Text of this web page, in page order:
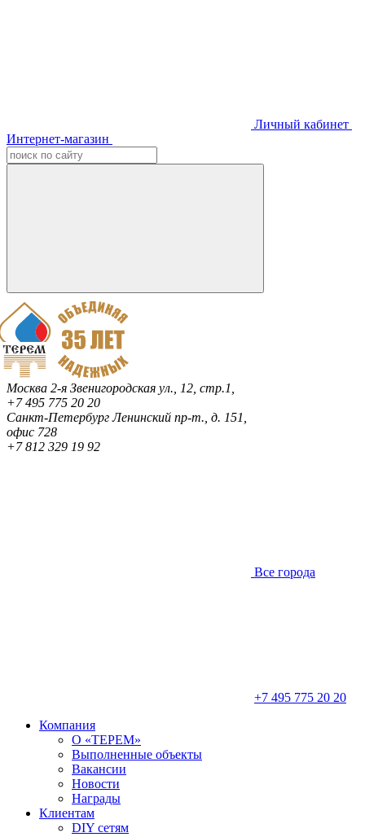
Личный кабинет
Интернет-магазин
Москва 2-я Звенигородская ул., 12, стр.1,
+7 495 775 20 20
Санкт-ПетербургЛенинский пр-т., д. 151,
офис 728
+7 812 329 19 92
Все города
+7 495 775 20 20
Компания
О «ТЕРЕМ»
Выполненные объекты
Вакансии
Новости
Награды
Клиентам
DIY сетям